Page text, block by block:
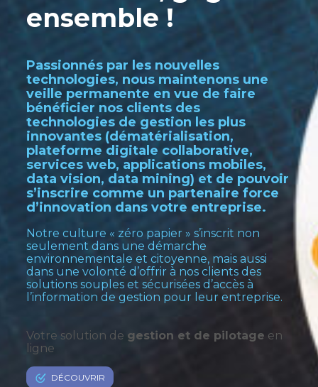
ensemble !
Passionnés par les nouvelles
technologies, nous maintenons une
veille permanente en vue de faire
bénéficier nos clients des
technologies de gestion les plus
innovantes (dématérialisation,
plateforme digitale collaborative,
services web, applications mobiles,
data vision, data mining) et de pouvoir
s’inscrire comme un partenaire force
d’innovation dans votre entreprise.
Notre culture « zéro papier » s’inscrit non
seulement dans une démarche
environnementale et citoyenne, mais aussi
dans une volonté d’offrir à nos clients des
solutions souples et sécurisées d’accès à
l’information de gestion pour leur entreprise.
Votre solution de gestion et de pilotage en
ligne
DÉCOUVRIR